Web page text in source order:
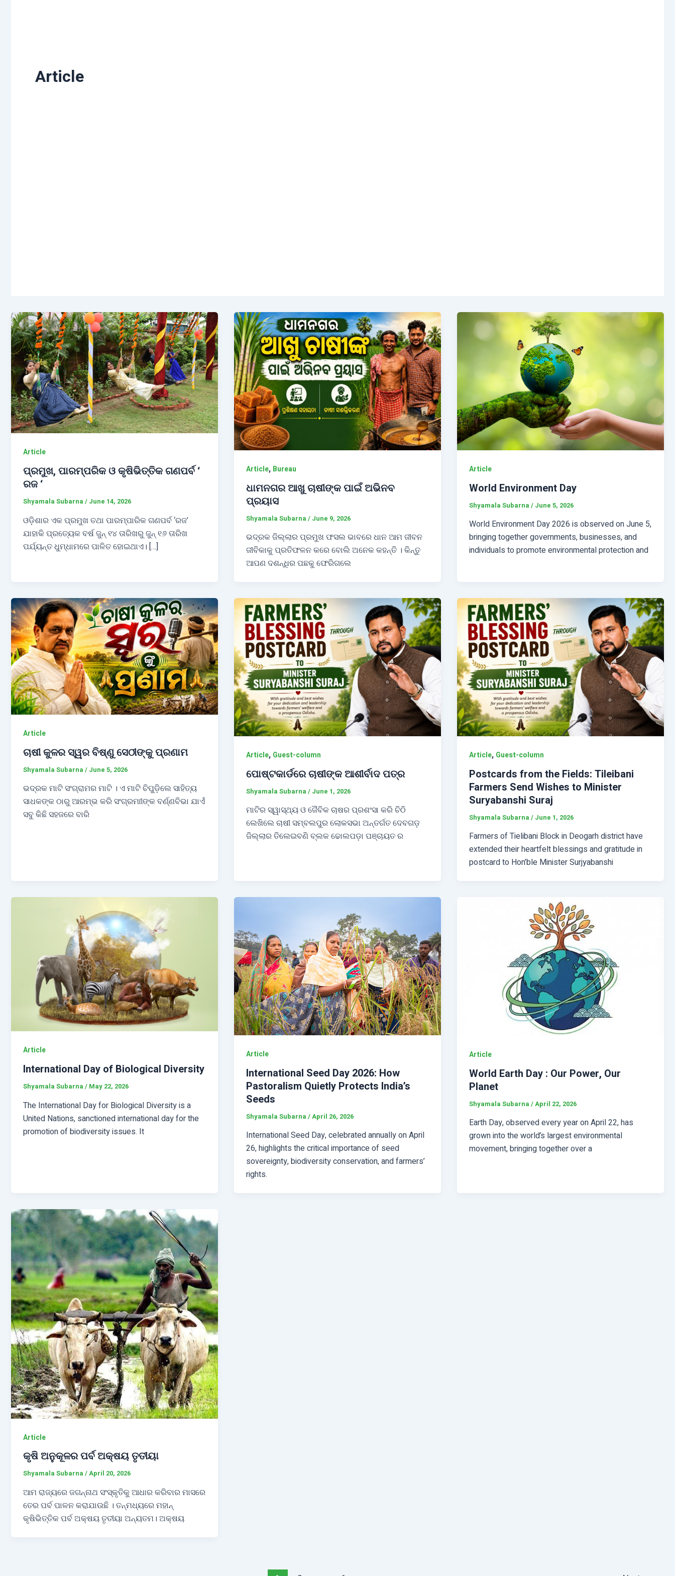
Article
Article
ପ୍ରମୁଖ, ପାରମ୍ପରିକ ଓ କୃଷିଭିତ୍ତିକ ଗଣପର୍ବ ‘
ରଜ ‘
Shyamala Subarna / June 14, 2026
ଓଡ଼ିଶାର ଏକ ପ୍ରମୁଖ ତଥା ପାରମ୍ପାରିକ ଗଣପର୍ବ ‘ରଜ’
ଯାହାକି ପ୍ରତ୍ୟେକ ବର୍ଷ ଜୁନ୍‌ ୧୪ ତାରିଖରୁ ଜୁନ୍‌ ୧୬ ତାରିଖ
ପର୍ଯ୍ୟନ୍ତ ଧୁମ୍‌ଧାମରେ ପାଳିତ ହୋଇଥାଏ। […]
Article, Bureau
ଧାମନଗର ଆଖୁ ଚାଷୀଙ୍କ ପାଇଁ ଅଭିନବ
ପ୍ରୟାସ
Shyamala Subarna / June 9, 2026
ଭଦ୍ରକ ଜିଲ୍ଲାର ପ୍ରମୁଖ ଫସଲ ଭାବରେ ଧାନ ଆମ ଜୀବନ
ଜୀବିକାକୁ ପ୍ରତିଫଳନ କରେ ବୋଲି ଅନେକ କହନ୍ତି । କିନ୍ତୁ
ଆପଣ ଦଶନ୍ଧିର ପଛକୁ ଫେରିଗଲେ
Article
World Environment Day
Shyamala Subarna / June 5, 2026
World Environment Day 2026 is observed on June 5,
bringing together governments, businesses, and
individuals to promote environmental protection and
Article
ଚାଷୀ କୁଳର ସ୍ୱର ବିଷ୍ଣୁ ସେଠୀଙ୍କୁ ପ୍ରଣାମ
Shyamala Subarna / June 5, 2026
ଭଦ୍ରକ ମାଟି ସଂଗ୍ରାମର ମାଟି । ଏ ମାଟି ଚିପୁଡ଼ିଲେ ସାହିତ୍ୟ
ସାଧକଙ୍କ ଠାରୁ ଆରମ୍ଭ କରି ସଂଗ୍ରମାୀଙ୍କ ବର୍ଣ୍ଣବିଭା ଯାଏଁ
ସବୁ କିଛି ସହଜରେ ବାରି
Article, Guest-column
ପୋଷ୍ଟକାର୍ଡରେ ଚାଷୀଙ୍କ ଆଶୀର୍ବାଦ ପତ୍ର
Shyamala Subarna / June 1, 2026
ମାଟିର ସ୍ୱାସ୍ଥ୍ୟ ଓ ଜୈବିକ ଚାଷର ପ୍ରଶଂସା କରି ଚିଠି
ଲେଖିଲେ ଚାଷୀ ସମ୍ବଲପୁର ଲୋକସଭା ଅନ୍ତର୍ଗତ ଦେବଗଡ଼
ଜିଲ୍ଲାର ତିଲେଇବଣି ବ୍ଲକ ଢୋଲପଡ଼ା ପଞ୍ଚାୟତ ର
Article, Guest-column
Postcards from the Fields: Tileibani
Farmers Send Wishes to Minister
Suryabanshi Suraj
Shyamala Subarna / June 1, 2026
Farmers of Tielibani Block in Deogarh district have
extended their heartfelt blessings and gratitude in
postcard to Hon’ble Minister Surjyabanshi
Article
International Day of Biological Diversity
Shyamala Subarna / May 22, 2026
The International Day for Biological Diversity is a
United Nations, sanctioned international day for the
promotion of biodiversity issues. It
Article
International Seed Day 2026: How
Pastoralism Quietly Protects India’s
Seeds
Shyamala Subarna /April 26, 2026
International Seed Day, celebrated annually on April
26, highlights the critical importance of seed
sovereignty, biodiversity conservation, and farmers’
rights.
Article
World Earth Day : Our Power, Our
Planet
Shyamala Subarna /April 22, 2026
Earth Day, observed every year on April 22, has
grown into the world’s largest environmental
movement, bringing together over a
Article
କୃଷି ଅନୁକୂଳର ପର୍ବ ଅକ୍ଷୟ ତୃତୀୟା
Shyamala Subarna /April 20, 2026
ଆମ ରାଜ୍ୟରେ ଜଗନ୍ନାଥ ସଂସ୍କୃତିକୁ ଆଧାର କରିବାର ମାସରେ
ତେର ପର୍ବ ପାଳନ କରାଯାଉଛି । ତନ୍ମଧ୍ୟରେ ମହାନ୍
କୃଷିଭିତ୍ତିକ ପର୍ବ ଅକ୍ଷୟ ତୃତୀୟା ଅନ୍ୟତମ। ଅକ୍ଷୟ